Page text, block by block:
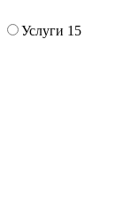
Услуги 15